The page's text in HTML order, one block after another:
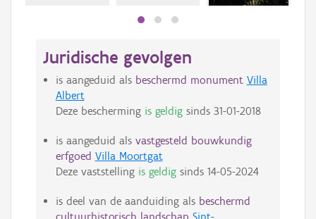
Juridische gevolgen
is aangeduid als beschermd monument Villa
Albert
Deze bescherming is geldigsinds 31-01-2018
is aangeduid als vastgesteld bouwkundig
erfgoed Villa Moortgat
Deze vaststelling is geldigsinds 14-05-2024
is deel van de aanduiding als beschermd